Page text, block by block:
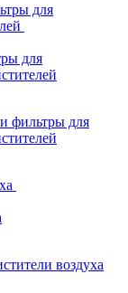
для
для
фильтры для
воздуха